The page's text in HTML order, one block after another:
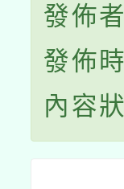
發佈
發佈
內容